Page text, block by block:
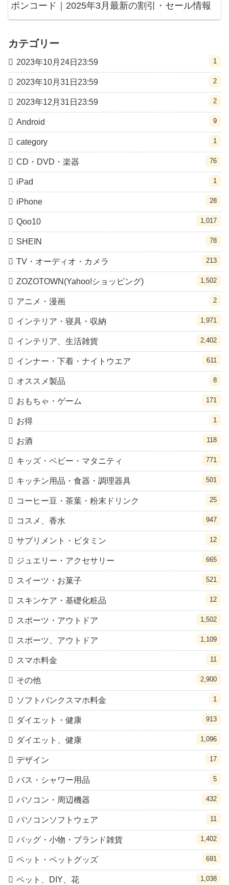
ポンコード｜2025年3月最新の割引・セール情報
カテゴリー
2023年10月24日23:59 1
2023年10月31日23:59 2
2023年12月31日23:59 2
Android 9
category 1
CD・DVD・楽器 76
iPad 1
iPhone 28
Qoo10 1,017
SHEIN 78
TV・オーディオ・カメラ 213
ZOZOTOWN(Yahoo!ショッピング) 1,502
アニメ・漫画 2
インテリア・寝具・収納 1,971
インテリア、生活雑貨 2,402
インナー・下着・ナイトウエア 611
オススメ製品 8
おもちゃ・ゲーム 171
お得 1
お酒 118
キッズ・ベビー・マタニティ 771
キッチン用品・食器・調理器具 501
コーヒー豆・茶葉・粉末ドリンク 25
コスメ、香水 947
サプリメント・ビタミン 12
ジュエリー・アクセサリー 665
スイーツ・お菓子 521
スキンケア・基礎化粧品 12
スポーツ・アウトドア 1,502
スポーツ、アウトドア 1,109
スマホ料金 11
その他 2,900
ソフトバンクスマホ料金 1
ダイエット・健康 913
ダイエット、健康 1,096
デザイン 17
バス・シャワー用品 5
パソコン・周辺機器 432
パソコンソフトウェア 11
バッグ・小物・ブランド雑貨 1,402
ペット・ペットグッズ 691
ペット、DIY、花 1,038